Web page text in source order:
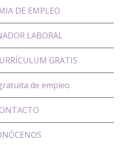
DE EMPLEO
LABORAL
GRATIS
de empleo